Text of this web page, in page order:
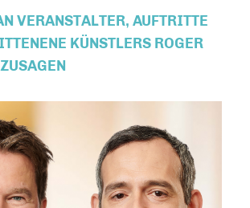
VERANSTALTER, AUFTRITTE
KÜNSTLERS ROGER